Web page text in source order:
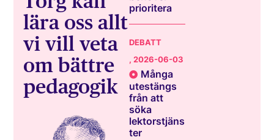
lära oss allt
vi vill veta
om bättre
pedagogik
prioritera
DEBATT
, 2026-06-03
Många
utestängs
från att
söka
lektorstjäns
ter